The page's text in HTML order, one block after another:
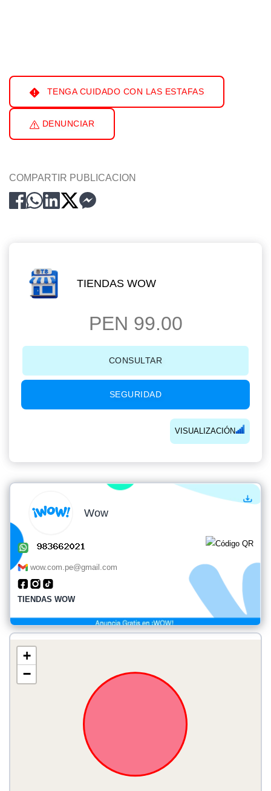
TENGA CUIDADO CON LAS ESTAFAS
DENUNCIAR
COMPARTIR PUBLICACION
TIENDAS WOW
PEN 99.00
CONSULTAR
SEGURIDAD
VISUALIZACIÓN
Wow
wow.com.pe@gmail.com
TIENDAS WOW
+
−